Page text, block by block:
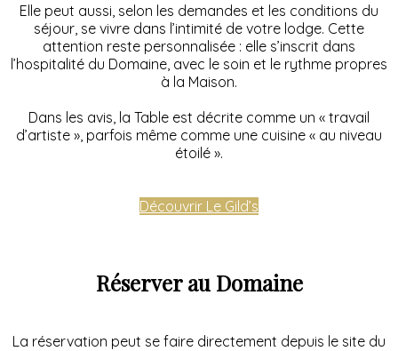
Elle peut aussi, selon les demandes et les conditions du
séjour, se vivre dans l’intimité de votre lodge. Cette
attention reste personnalisée : elle s’inscrit dans
l’hospitalité du Domaine, avec le soin et le rythme propres
à la Maison.
Dans les avis, la Table est décrite comme un « travail
d’artiste », parfois même comme une cuisine « au niveau
étoilé ».
Découvrir Le Gild’s
Réserver au Domaine
La réservation peut se faire directement depuis le site du